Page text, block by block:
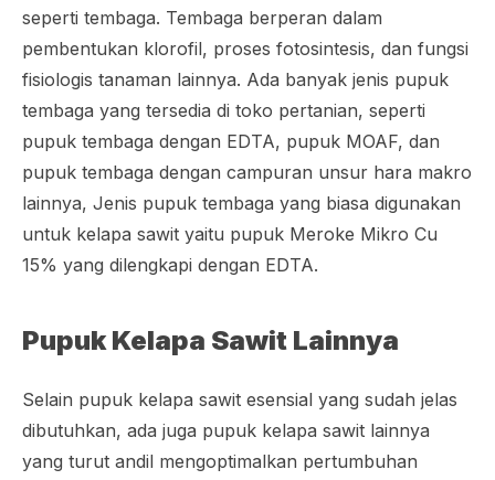
seperti tembaga. Tembaga berperan dalam
pembentukan klorofil, proses fotosintesis, dan fungsi
fisiologis tanaman lainnya. Ada banyak jenis pupuk
tembaga yang tersedia di toko pertanian, seperti
pupuk tembaga dengan EDTA, pupuk MOAF, dan
pupuk tembaga dengan campuran unsur hara makro
lainnya, Jenis pupuk tembaga yang biasa digunakan
untuk kelapa sawit yaitu pupuk Meroke Mikro Cu
15% yang dilengkapi dengan EDTA.
Pupuk Kelapa Sawit Lainnya
Selain pupuk kelapa sawit esensial yang sudah jelas
dibutuhkan, ada juga pupuk kelapa sawit lainnya
yang turut andil mengoptimalkan pertumbuhan